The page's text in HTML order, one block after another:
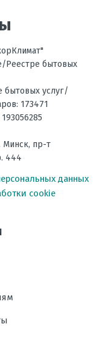
280x280x412
Реестре бытовых
бытовых услуг/
173471
Минск, пр-т
444
данных
cookie